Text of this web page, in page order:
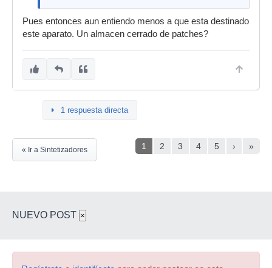
Pues entonces aun entiendo menos a que esta destinado
este aparato. Un almacen cerrado de patches?
1 respuesta directa
1 2 3 4 5 › »
« Ir a Sintetizadores
NUEVO POST ×